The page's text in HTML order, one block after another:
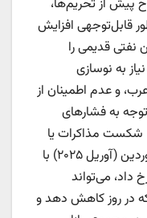
پیش از تحریم‌ها،
قابل‌توجهی افزایش
نفتی قدیمی را
به نوسازی
و عدم اطمینان از
به فشار‌های
شکست مذاکرات یا
تشدید تحریم‌ها، همان‌طور که در فروردین (آوریل ۲۰۲۵) با
می‌تواند
۱ میلیون بشکه در روز کاهش دهد و